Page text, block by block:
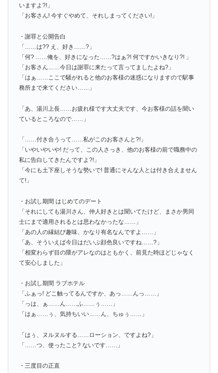
いますよ?!」
「お客さん! 今すぐやめて、それしまってください!」
・謝罪と公開告白
「……は?? え、好き……?」
「何? ……俺を、好きになった……?はぁ?! 何ですかいきなり?! 」
「お客さん……今日は謝罪に来たって言ってましたよね?」
「はぁ……ここで騒がれると他のお客様の迷惑になりますので駅事
務所まで来てください……」
「あ、湯川上長……お疲れ様です大丈夫です、今お客様の話を聞い
ているところなので……」
「……付き合うって……私がこのお客さんと?!」
「いやいやいや! だって、この人さっき、他のお客様の前で職務中の
私に告白してきたんですよ?!」
「今にも土下座しそうな勢いで! 普通にそんな人とは付き合えません
て!」
・お試し期間 はじめてのデート
「それにしても湯川さん、仲人好きとは聞いてたけど、まさか男同
士にまで適用されるとは思わなかったな……」
「あの人の縁結び趣味、かなり有名なんですよ……」
「あ、そういえば今日はだいぶ顔色良いですね……?」
「相変わらず目の隈がアレなのはともかく、前見た時ほどじゃなく
て安心しました」
・お試し期間 ラブホテル
「ふぁっ! どこ触ってるんですか、あっ……んっ……」
「っは、ぁ……ん……ふ……ぅ……」
「はぁ……ぅ、気持ちいい……ん、ちゅぅ……」
「はぅ、ヌルヌルする……ローション、ですよね?」
「……つ、使ったこと? ないです……」
・三度目の正直